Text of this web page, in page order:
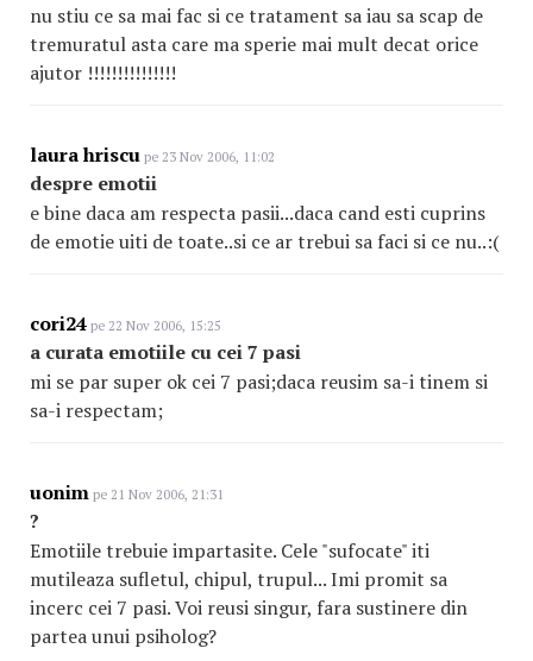
nu stiu ce sa mai fac si ce tratament sa iau sa scap de
tremuratul asta care ma sperie mai mult decat orice
ajutor !!!!!!!!!!!!!!!
laura hriscu pe 23 Nov 2006, 11:02
despre emotii
e bine daca am respecta pasii...daca cand esti cuprins
de emotie uiti de toate..si ce ar trebui sa faci si ce nu..:(
cori24 pe 22 Nov 2006, 15:25
a curata emotiile cu cei 7 pasi
mi se par super ok cei 7 pasi;daca reusim sa-i tinem si
sa-i respectam;
uonim pe 21 Nov 2006, 21:31
?
Emotiile trebuie impartasite. Cele "sufocate" iti
mutileaza sufletul, chipul, trupul... Imi promit sa
incerc cei 7 pasi. Voi reusi singur, fara sustinere din
partea unui psiholog?